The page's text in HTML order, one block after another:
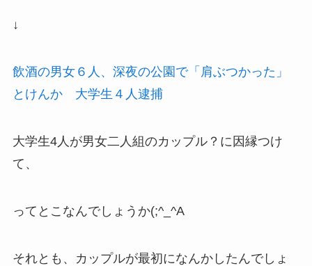
↓
飲酒の男女６人、深夜の公園で「肩ぶつかった」
とけんか 大学生４人逮捕
大学生4人が男女二人組のカップル？に因縁つけ
て、
ってとこなんでしょうか(;^_^A
それとも、カップルが最初になんかしたんでしょ